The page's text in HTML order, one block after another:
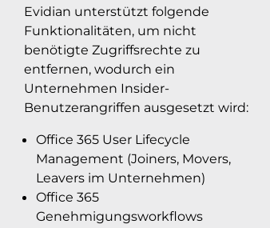
Evidian unterstützt folgende
Funktionalitäten, um nicht
benötigte Zugriffsrechte zu
entfernen, wodurch ein
Unternehmen Insider-
Benutzerangriffen ausgesetzt wird:
Office 365 User Lifecycle
Management (Joiners, Movers,
Leavers im Unternehmen)
Office 365
Genehmigungsworkflows